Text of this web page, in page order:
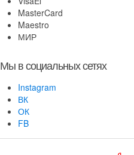
MasterCard
Maestro
МИР
Мы в социальных сетях
Instagram
ВК
ОК
FB